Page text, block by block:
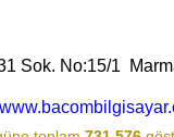
Sok. No:15/1